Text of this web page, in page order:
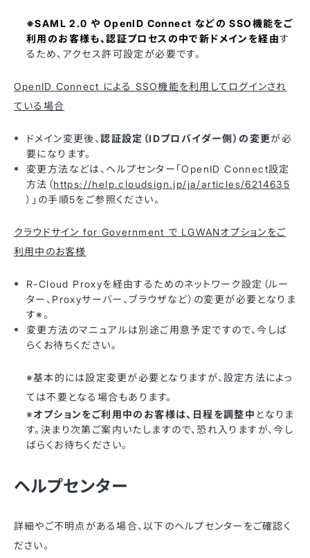
※SAML 2.0 や OpenID Connect などの SSO機能をご
利用のお客様も、認証プロセスの中で新ドメインを経由す
るため、アクセス許可設定が必要です。
OpenID Connect による SSO機能を利用してログインされ
ている場合
ドメイン変更後、認証設定（IDプロバイダー側）の変更が必
要になります。
変更方法などは、ヘルプセンター「OpenID Connect設定
方法（https://help.cloudsign.jp/ja/articles/6214635
）」の手順5をご参照ください。
クラウドサイン for Government で LGWANオプションをご
利用中のお客様
R-Cloud Proxyを経由するためのネットワーク設定（ルー
ター、Proxyサーバー、ブラウザなど）の変更が必要となりま
す※。
変更方法のマニュアルは別途ご用意予定ですので、今しば
らくお待ちください。
※基本的には設定変更が必要となりますが、設定方法によっ
ては不要となる場合もあります。
※オプションをご利用中のお客様は、日程を調整中 となりま
す。決まり次第ご案内いたしますので、恐れ入りますが、今し
ばらくお待ちください。
ヘルプセンター
詳細やご不明点がある場合、以下のヘルプセンターをご確認く
ださい。